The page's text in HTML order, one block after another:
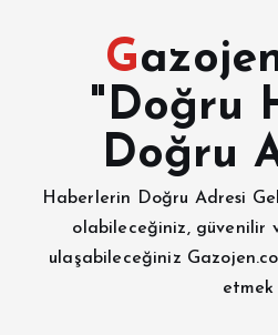
Gazojen.com:
"Doğru
Doğru
Haberlerin Doğru Adresi
olabileceğiniz, güvenilir
ulaşabileceğiniz
etmek